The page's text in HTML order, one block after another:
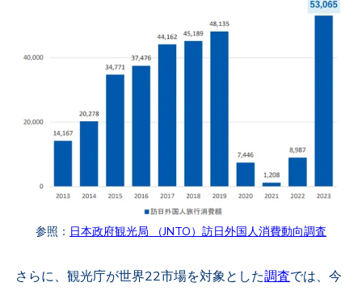
参照： 日本政府観光局 （JNTO）訪日外国人消費動向調査
さらに、観光庁が世界22市場を対象とした調査では、今